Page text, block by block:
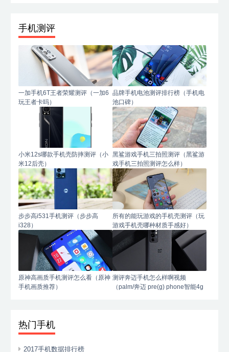
手机测评
一加手机6T王者荣耀测评（一加6
玩王者卡吗）
品牌手机电池测评排行榜（手机电
池口碑）
小米12s哪款手机壳防摔测评（小
米12后壳）
黑鲨游戏手机三拍照测评（黑鲨游
戏手机三拍照测评怎么样）
步步高i531手机测评（步步高
i328）
所有的能玩游戏的手机壳测评（玩
游戏手机壳哪种材质手感好）
原神高画质手机测评怎么看（原神
手机画质推荐）
测评奔迈手机怎么样啊视频
（palm/奔迈 pre(g) phone智能4g
热门手机
2017手机数据排行榜